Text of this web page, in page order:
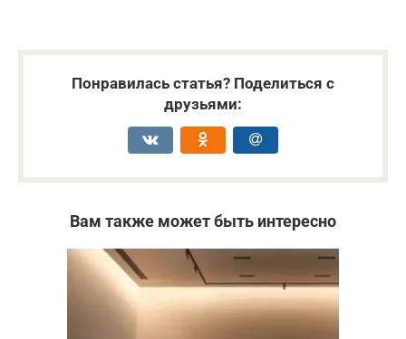
Понравилась статья? Поделиться с
друзьями:
Вам также может быть интересно